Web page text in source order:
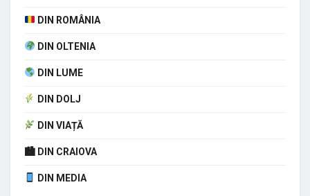
DIN ROMÂNIA
DIN OLTENIA
DIN LUME
DIN DOLJ
DIN VIAȚĂ
🏙 DIN CRAIOVA
DIN MEDIA